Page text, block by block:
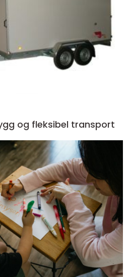
og fleksibel transport